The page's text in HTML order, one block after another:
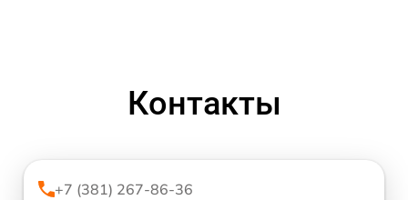
Контакты
+7 (381) 267-86-36